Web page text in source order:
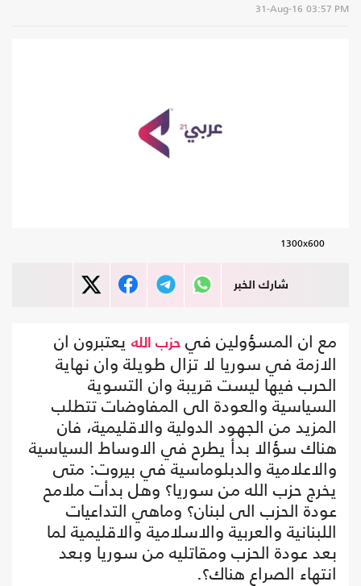
31-Aug-16 03:57 PM
1300x600
شارك الخبر
مع ان المسؤولين في حزب الله يعتبرون ان
الازمة في سوريا لا تزال طويلة وان نهاية
الحرب فيها ليست قريبة وان التسوية
السياسية والعودة الى المفاوضات تتطلب
المزيد من الجهود الدولية والاقليمية، فان
هناك سؤالا بدأ يطرح في الاوساط السياسية
والاعلامية والدبلوماسية في بيروت: متى
يخرج حزب الله من سوريا؟ وهل بدأت ملامح
عودة الحزب الى لبنان؟ وماهي التداعيات
اللبنانية والعربية والاسلامية والاقليمية لما
بعد عودة الحزب ومقاتليه من سوريا وبعد
انتهاء الصراع هناك؟.